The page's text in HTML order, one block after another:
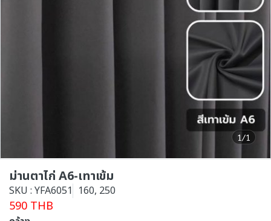
1/1
ม่านตาไก่ A6-เทาเข้ม
SKU : YFA6051 160, 250
590 THB